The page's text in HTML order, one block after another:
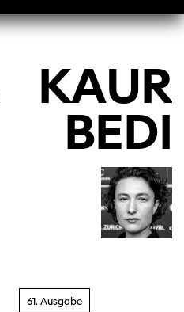
KAUR
BEDI
61. Ausgabe